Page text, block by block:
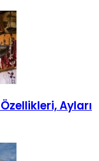
Ayları